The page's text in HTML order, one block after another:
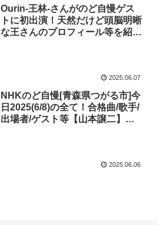
Ourin-王林-さんがのど自慢ゲス
トに初出演！天然だけど頭脳明晰
な王さんのプロフィール等を紹
2025.06.07
NHKのど自慢[青森県つがる市]今
日2025(6/8)の全て！合格曲/歌手/
出場者/ゲスト等【山本譲二】
2025.06.06